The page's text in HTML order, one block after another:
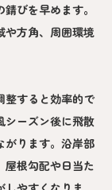
びを早めます。
や方角、周囲環境
整すると効率的で
シーズン後に飛散
がります。沿岸部
屋根勾配や日当た